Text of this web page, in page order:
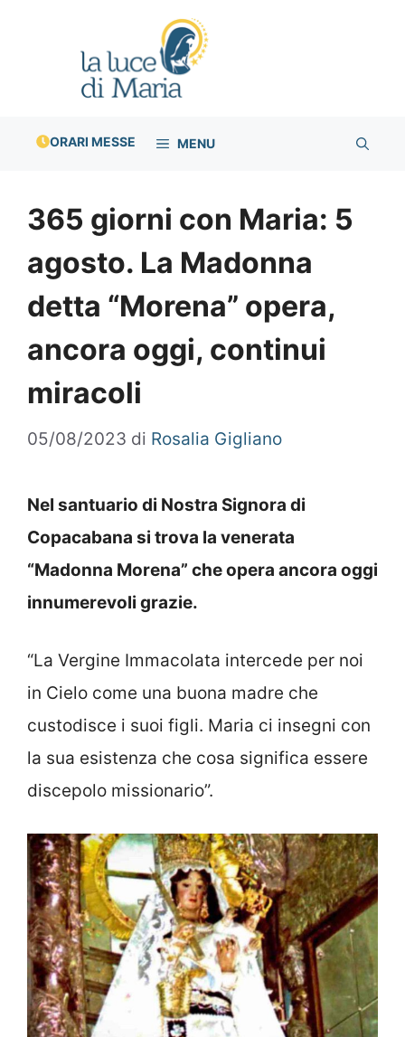
ORARI MESSE MENU
365 giorni con Maria: 5
agosto. La Madonna
detta “Morena” opera,
ancora oggi, continui
miracoli
05/08/2023 di Rosalia Gigliano
Nel santuario di Nostra Signora di
Copacabana si trova la venerata
“Madonna Morena” che opera ancora oggi
innumerevoli grazie.
“La Vergine Immacolata intercede per noi
in Cielo come una buona madre che
custodisce i suoi figli. Maria ci insegni con
la sua esistenza che cosa significa essere
discepolo missionario”.